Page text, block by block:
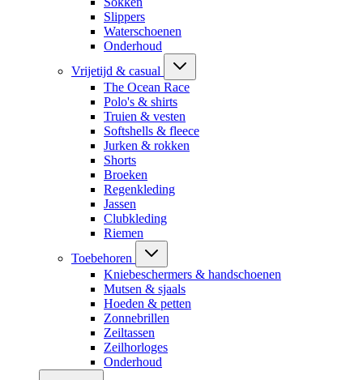
Slippers
Waterschoenen
Onderhoud
Vrijetijd & casual
The Ocean Race
Polo's & shirts
Truien & vesten
Softshells & fleece
Jurken & rokken
Shorts
Broeken
Regenkleding
Jassen
Clubkleding
Riemen
Toebehoren
Kniebeschermers & handschoenen
Mutsen & sjaals
Hoeden & petten
Zonnebrillen
Zeiltassen
Zeilhorloges
Onderhoud